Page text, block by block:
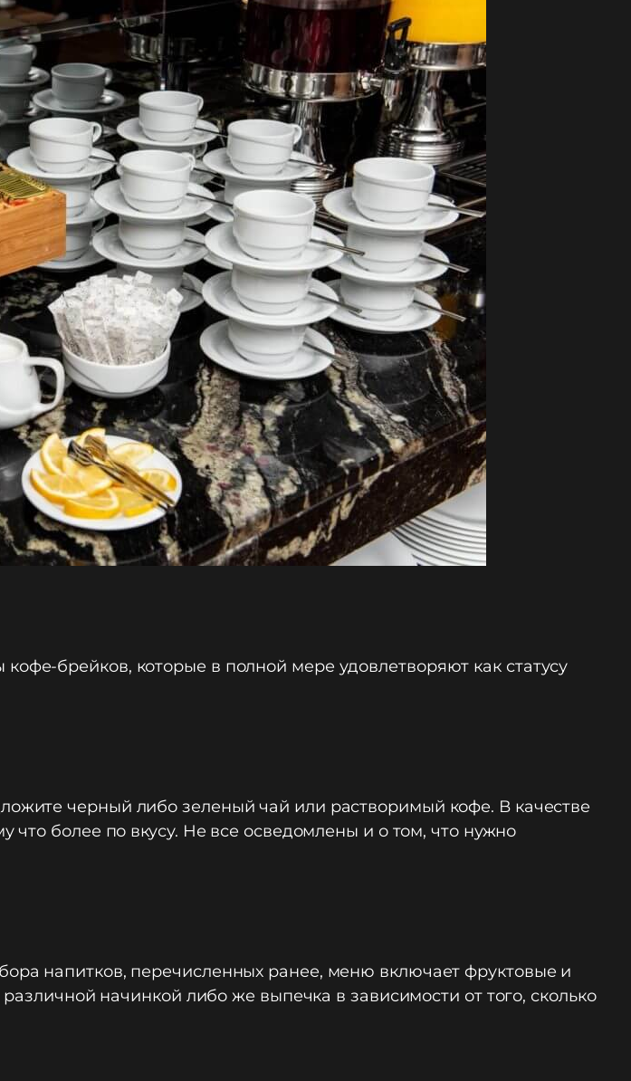
брейков, которые в полной мере удовлетворяют как статусу
черный либо зеленый чай или растворимый кофе. В качестве
более по вкусу. Не все осведомлены и о том, что нужно
напитков, перечисленных ранее, меню включает фруктовые и
начинкой либо же выпечка в зависимости от того, сколько